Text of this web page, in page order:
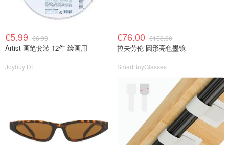
€5.99 €6.99
Artist 画笔套装 12件 绘画用
Joybuy DE
€76.00 €158.00
拉夫劳伦 圆形亮色墨镜
SmartBuyGlasses